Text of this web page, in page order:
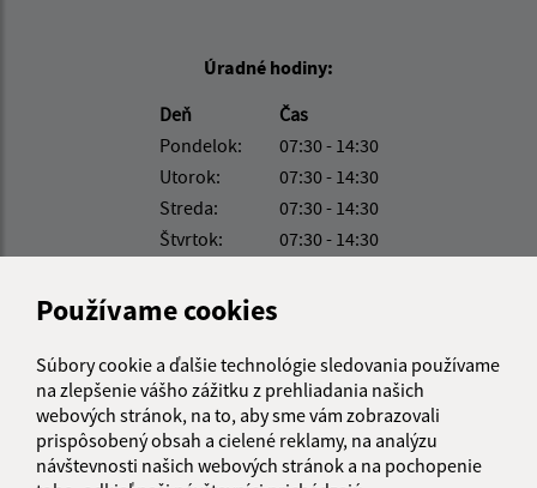
Používame cookies
Súbory cookie a ďalšie technológie sledovania používame
na zlepšenie vášho zážitku z prehliadania našich
webových stránok, na to, aby sme vám zobrazovali
prispôsobený obsah a cielené reklamy, na analýzu
návštevnosti našich webových stránok a na pochopenie
Úradné hodiny:
Deň
Čas
Pondelok:
07:30 - 14:30
Utorok:
07:30 - 14:30
Streda:
07:30 - 14:30
Štvrtok:
07:30 - 14:30
Kontakt:
Obecný úrad Kiarov
Kiarov 25
991 06 Želovce
podatelna@kiarov.sk